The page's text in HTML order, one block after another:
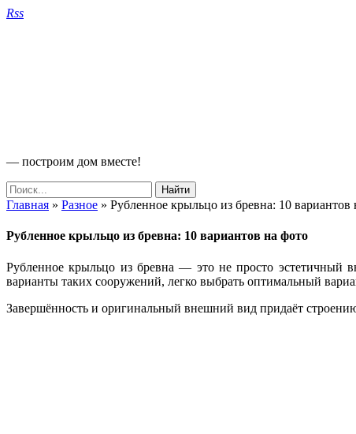
Rss
— построим дом вместе!
Главная » Разное » Рубленное крыльцо из бревна: 10 вариантов
Рубленное крыльцо из бревна: 10 вариантов на фото
Рубленное крыльцо из бревна — это не просто эстетичный
варианты таких сооружений, легко выбрать оптимальный
Завершённость и оригинальный внешний вид придаёт